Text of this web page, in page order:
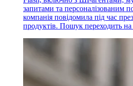
запитами та персоналізованим
компанія повідомила під час
продуктів. Пошук переходить